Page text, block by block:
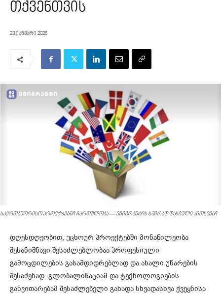
თქვენთვის
23 იანვარი 2026
საერთაშორისო პროექტებში ჩართულობა — ემიგრანტის ხშირად დასმული კითხვები
დღესდღეობით, უცხოურ პროექტებში მონაწილეობა
შესანიშნავი შესაძლებლობაა პროფესიული
გამოცდილების გასამდიდრებლად და ახალი უნარების
შესაძენად. გლობალიზაციამ და ტექნოლოგიების
განვითარებამ შესაძლებელი გახადა სხვადასხვა ქვეყნისა